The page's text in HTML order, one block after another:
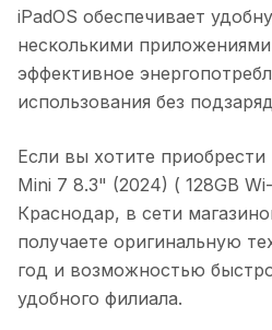
iPadOS обеспечивает
несколькими
эффективное
использования без
Если вы хотите приобрести
Mini 7 8.3" (2024) ( 128GB
Краснодар, в сети
получаете оригинальную
год и возможностью
удобного филиала.